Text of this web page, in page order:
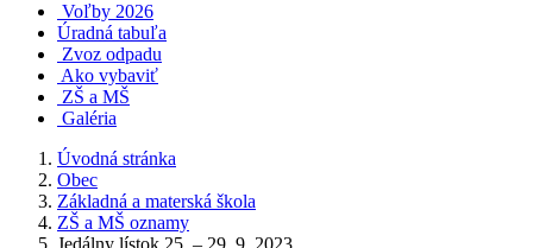
Voľby 2026
Úradná tabuľa
Zvoz odpadu
Ako vybaviť
ZŠ a MŠ
Galéria
Úvodná stránka
Obec
Základná a materská škola
ZŠ a MŠ oznamy
Jedálny lístok 25. – 29. 9. 2023